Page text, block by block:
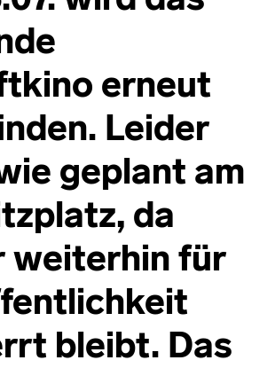
erneut
Leider
geplant am
da
weiterhin für
bleibt. Das